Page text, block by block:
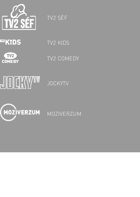
TV2 SÉF
TV2 KIDS
TV2 COMEDY
JOCKYTV
MOZIVERZUM